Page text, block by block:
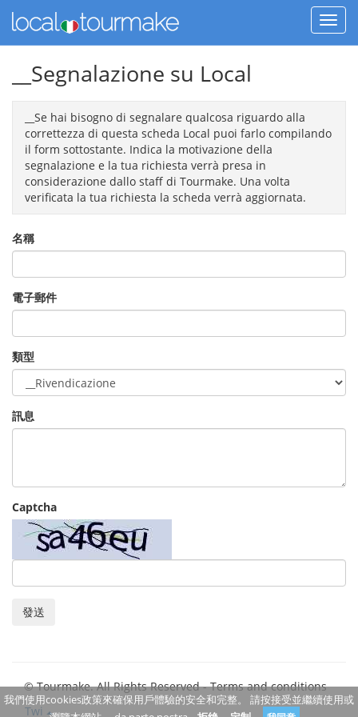
__Segnalazione su Local
__Se hai bisogno di segnalare qualcosa riguardo alla
correttezza di questa scheda Local puoi farlo compilando
il form sottostante. Indica la motivazione della
segnalazione e la tua richiesta verrà presa in
considerazione dallo staff di Tourmake. Una volta
verificata la tua richiesta la scheda verrà aggiornata.
名稱
電子郵件
類型
訊息
Captcha
發送
© Tourmake. All Rights Reserved -Terms and conditions
Twi
我們使用cookies政策來確保用戶體驗的安全和完整。 請按接受並繼續使用或